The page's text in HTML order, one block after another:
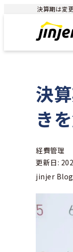
決算期は変
決
き
経費管理
更新日:
jinjer Blog